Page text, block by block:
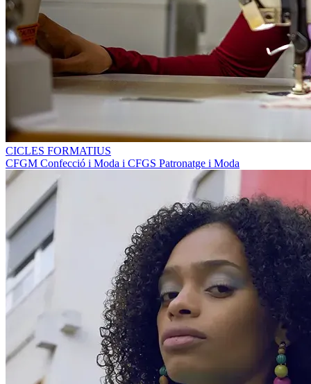
CICLES FORMATIUS
CFGM Confecció i Moda i CFGS Patronatge i Moda